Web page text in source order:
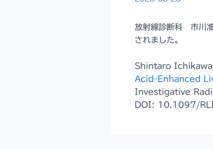
放射線診断科 市川
されました。
Shintaro
Acid–Enhanced
Investigative
DOI: 10.1097/